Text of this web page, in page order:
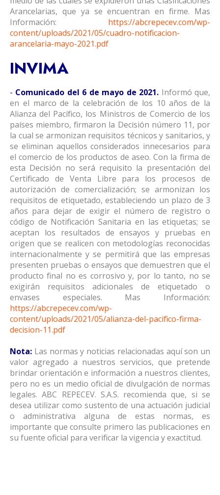
Arancelarias, que ya se encuentran en firme. Mas
Información: https://abcrepecev.com/wp-
content/uploads/2021/05/cuadro-notificacion-
arancelaria-mayo-2021.pdf
INVIMA
- Comunicado del 6 de mayo de 2021. Informó que,
en el marco de la celebración de los 10 años de la
Alianza del Pacífico, los Ministros de Comercio de los
países miembro, firmaron la Decisión número 11, por
la cual se armonizan requisitos técnicos y sanitarios, y
se eliminan aquellos considerados innecesarios para
el comercio de los productos de aseo. Con la firma de
esta Decisión no será requisito la presentación del
Certificado de Venta Libre para los procesos de
autorización de comercialización; se armonizan los
requisitos de etiquetado, estableciendo un plazo de 3
años para dejar de exigir el número de registro o
código de Notificación Sanitaria en las etiquetas; se
aceptan los resultados de ensayos y pruebas en
origen que se realicen con metodologías reconocidas
internacionalmente y se permitirá que las empresas
presenten pruebas o ensayos que demuestren que el
producto final no es corrosivo y, por lo tanto, no se
exigirán requisitos adicionales de etiquetado o
envases especiales. Mas Información:
https://abcrepecev.com/wp-
content/uploads/2021/05/alianza-del-pacifico-firma-
decision-11.pdf
Nota: Las normas y noticias relacionadas aquí son un
valor agregado a nuestros servicios, que pretende
brindar orientación e información a nuestros clientes,
pero no es un medio oficial de divulgación de normas
legales. ABC REPECEV. S.A.S. recomienda que, si se
desea utilizar como sustento de una actuación judicial
o administrativa alguna de estas normas, es
importante que consulte primero las publicaciones en
su fuente oficial para verificar la vigencia y exactitud.